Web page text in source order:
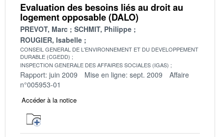
Evaluation des besoins liés au droit au
logement opposable (DALO)
PREVOT, Marc
SCHMIT, Philippe
ROUGIER, Isabelle
CONSEIL GENERAL DE L'ENVIRONNEMENT ET DU DEVELOPPEMENT
DURABLE (CGEDD)
INSPECTION GENERALE DES AFFAIRES SOCIALES (IGAS)
Rapport: juin 2009 Mise en ligne: sept. 2009
Affaire
n°005953-01
Accéder à la notice